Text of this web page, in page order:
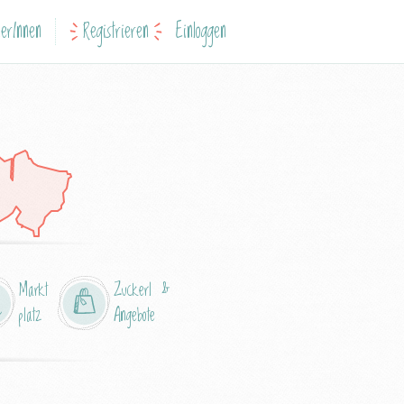
Registrieren Einloggen
Markt
platz
Zuckerl &
Angebote